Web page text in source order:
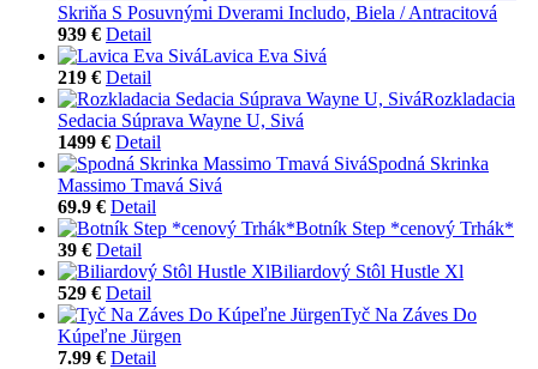
Skriňa S Posuvnými Dverami Includo, Biela / Antracitová
939 € Detail
Lavica Eva Sivá
219 € Detail
Rozkladacia
Sedacia Súprava Wayne U, Sivá
1499 € Detail
Spodná Skrinka
Massimo Tmavá Sivá
69.9 € Detail
Botník Step *cenový Trhák*
39 € Detail
Biliardový Stôl Hustle Xl
529 € Detail
Tyč Na Záves Do
Kúpeľne Jürgen
7.99 € Detail